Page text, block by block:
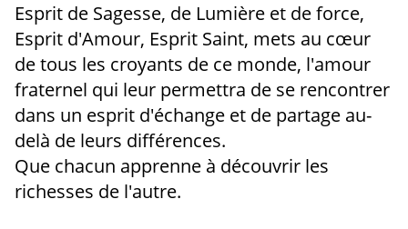
Esprit de Sagesse, de Lumière et de force,
Esprit d'Amour, Esprit Saint, mets au cœur
de tous les croyants de ce monde, l'amour
fraternel qui leur permettra de se rencontrer
dans un esprit d'échange et de partage au-
delà de leurs différences.
Que chacun apprenne à découvrir les
richesses de l'autre.